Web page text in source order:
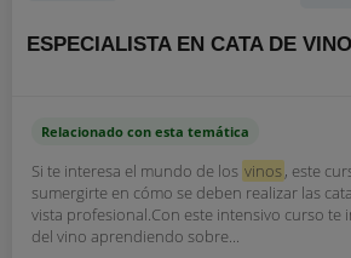
ESPECIALISTA EN CATA DE
Relacionado con esta temática
Si te interesa el mundo de los vinos, este
sumergirte en cómo se deben realizar las
vista profesional.Con este intensivo curso te
del vino aprendiendo sobre...